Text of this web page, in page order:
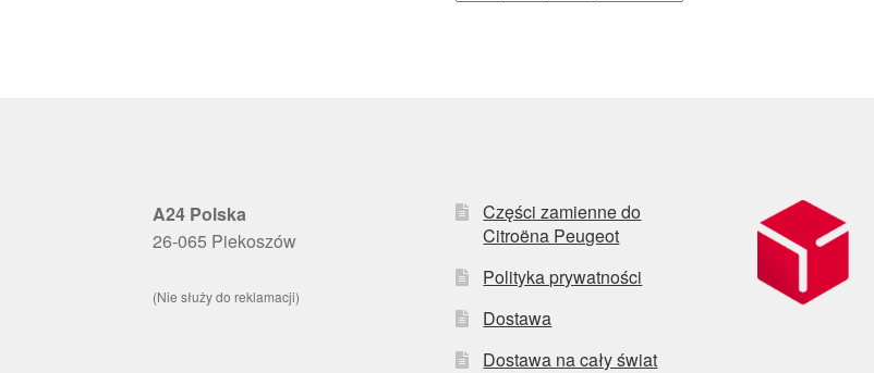
A24 Polska
26-065 Piekoszów
(Nie służy do reklamacji)
Części zamienne do
Citroëna Peugeot
Polityka prywatności
Dostawa
Dostawa na cały świat